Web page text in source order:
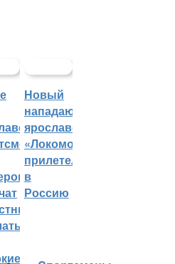
Новый
нападающий
ярославского
«Локомотива»
прилетел
в
Россию